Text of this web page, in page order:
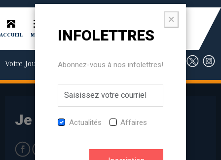
ACCUEIL MENU RECHERCHE
Votre Journal. Votre allié local.
Je soutiens mon journal
INFOLETTRES
×
Abonnez-vous à nos infolettres!
Actualités Affaires